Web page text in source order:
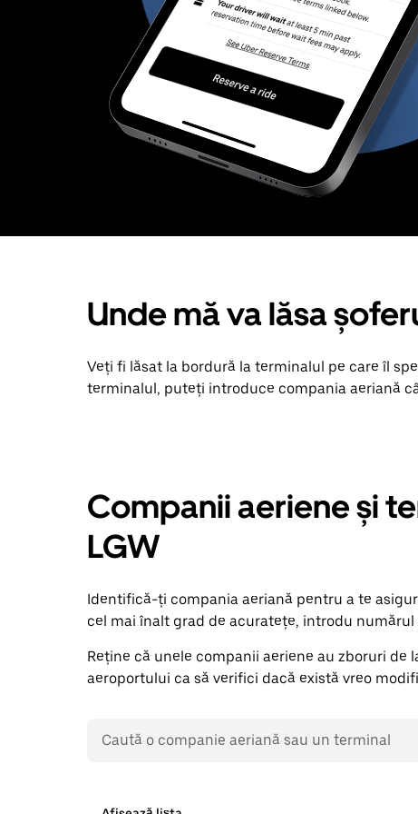
Unde mă va lăsa
Veți fi lăsat la bordură la terminalul pe care îl
terminalul, puteți introduce compania aeriană
Companii aeriene și
LGW
Identifică-ți compania aeriană pentru a te
cel mai înalt grad de acuratețe, introdu
Reține că unele companii aeriene au zboruri
aeroportului ca să verifici dacă există vreo